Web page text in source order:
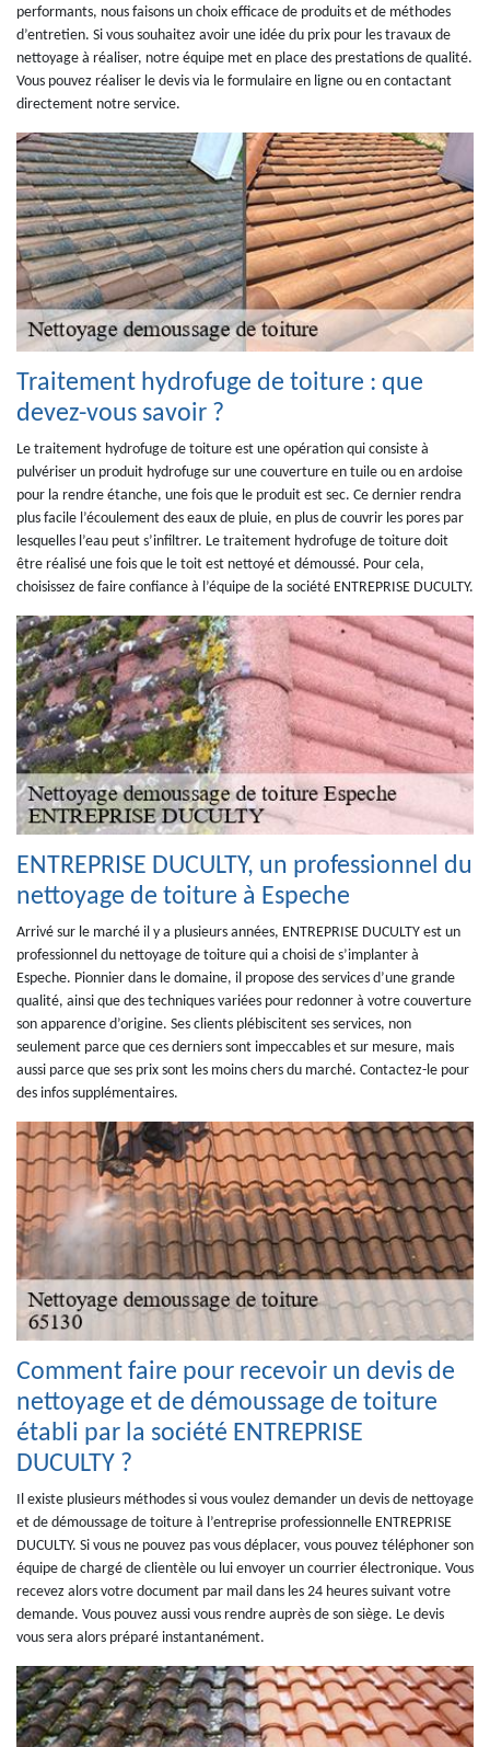
performants, nous faisons un choix efficace de produits et de méthodes
d’entretien. Si vous souhaitez avoir une idée du prix pour les travaux de
nettoyage à réaliser, notre équipe met en place des prestations de qualité.
Vous pouvez réaliser le devis via le formulaire en ligne ou en contactant
directement notre service.
Traitement hydrofuge de toiture : que
devez-vous savoir ?
Le traitement hydrofuge de toiture est une opération qui consiste à
pulvériser un produit hydrofuge sur une couverture en tuile ou en ardoise
pour la rendre étanche, une fois que le produit est sec. Ce dernier rendra
plus facile l’écoulement des eaux de pluie, en plus de couvrir les pores par
lesquelles l’eau peut s’infiltrer. Le traitement hydrofuge de toiture doit
être réalisé une fois que le toit est nettoyé et démoussé. Pour cela,
choisissez de faire confiance à l’équipe de la société ENTREPRISE DUCULTY.
ENTREPRISE DUCULTY, un professionnel du
nettoyage de toiture à Espeche
Arrivé sur le marché il y a plusieurs années, ENTREPRISE DUCULTY est un
professionnel du nettoyage de toiture qui a choisi de s’implanter à
Espeche. Pionnier dans le domaine, il propose des services d’une grande
qualité, ainsi que des techniques variées pour redonner à votre couverture
son apparence d’origine. Ses clients plébiscitent ses services, non
seulement parce que ces derniers sont impeccables et sur mesure, mais
aussi parce que ses prix sont les moins chers du marché. Contactez-le pour
des infos supplémentaires.
Comment faire pour recevoir un devis de
nettoyage et de démoussage de toiture
établi par la société ENTREPRISE
DUCULTY ?
Il existe plusieurs méthodes si vous voulez demander un devis de nettoyage
et de démoussage de toiture à l’entreprise professionnelle ENTREPRISE
DUCULTY. Si vous ne pouvez pas vous déplacer, vous pouvez téléphoner son
équipe de chargé de clientèle ou lui envoyer un courrier électronique. Vous
recevez alors votre document par mail dans les 24 heures suivant votre
demande. Vous pouvez aussi vous rendre auprès de son siège. Le devis
vous sera alors préparé instantanément.